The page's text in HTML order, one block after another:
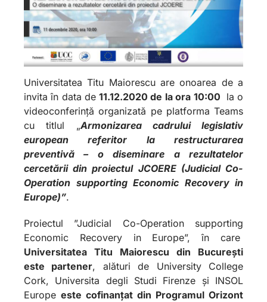
Universitatea Titu Maiorescu are onoarea de a
invita în data de 11.12.2020 de la ora 10:00 la o
videoconferință organizată pe platforma Teams
cu titlul „Armonizarea cadrului legislativ
european referitor la restructurarea
preventivă – o diseminare a rezultatelor
cercetării din proiectul JCOERE (Judicial Co-
Operation supporting Economic Recovery in
Europe)”.
Proiectul ”Judicial Co-Operation supporting
Economic Recovery in Europe”, în care
Universitatea Titu Maiorescu din București
este partener, alături de University College
Cork, Universita degli Studi Firenze și INSOL
Europe este cofinanțat din Programul Orizont